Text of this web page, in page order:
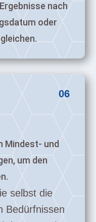
nach
oder
06
Mindest- und
um den
selbst die
Bedürfnissen